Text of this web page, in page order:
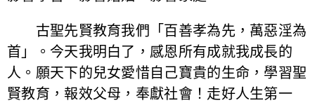
古聖先賢教育我們「百善孝為先，萬惡淫為
首」。今天我明白了，感恩所有成就我成長的
人。願天下的兒女愛惜自己寶貴的生命，學習聖
賢教育，報效父母，奉獻社會！走好人生第一